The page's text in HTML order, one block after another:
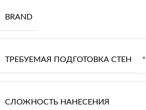
BRAND
ТРЕБУЕМАЯ ПОДГОТОВКА СТЕН
СЛОЖНОСТЬ НАНЕСЕНИЯ